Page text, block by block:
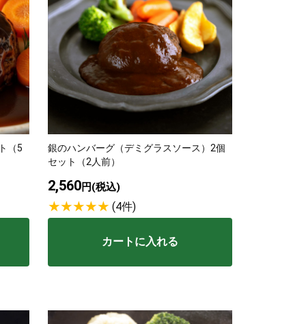
ビーフ
ケ・ハンバーグ
平井牛
（5
銀のハンバーグ（デミグラスソース）2個
セット（2人前）
2,560円(税込)
(4件)
カートに入れる